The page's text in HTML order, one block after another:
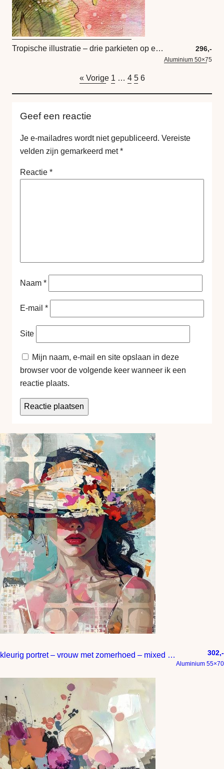
Tropische illustratie – drie parkieten op een tak 296,-
Aluminium 50×75
« Vorige 1 … 4 5 6
Geef een reactie
Je e-mailadres wordt niet gepubliceerd. Vereiste
velden zijn gemarkeerd met*
Reactie *
Naam *
E-mail *
Site
Mijn naam, e-mail en site opslaan in deze
browser voor de volgende keer wanneer ik een
reactie plaats.
kleurig portret – vrouw met zomerhoed – mixed media 302,-
Aluminium 55×70